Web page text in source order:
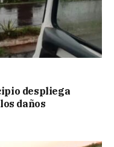
despliega
daños